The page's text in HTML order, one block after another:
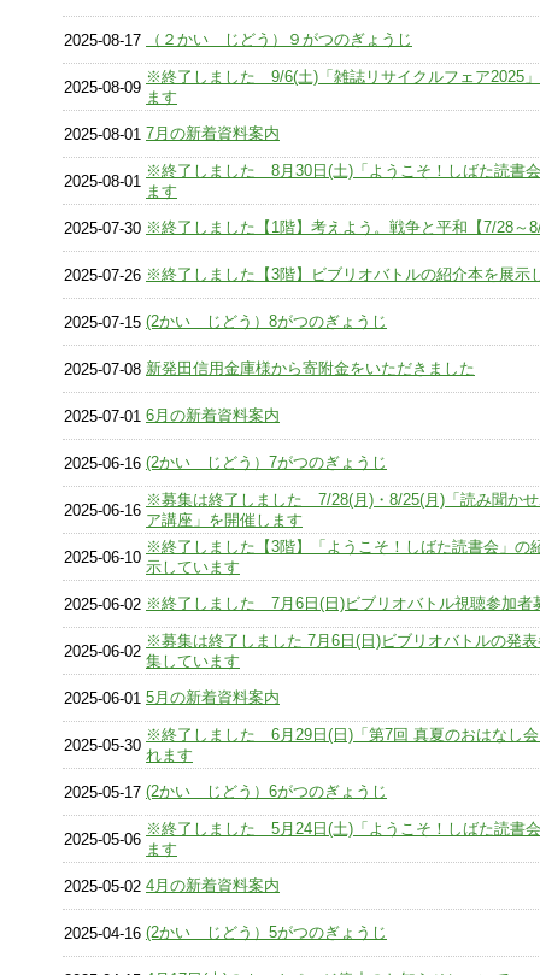
2025-08-17 （２かい じどう）９がつのぎょうじ
2025-08-09
※終了しました 9/6(土)「雑誌リサイクルフェア2025
ます
2025-08-01 7月の新着資料案内
2025-08-01
※終了しました 8月30日(土)「ようこそ！しばた読書
ます
2025-07-30 ※終了しました【1階】考えよう。戦争と平和【7/28～
2025-07-26 ※終了しました【3階】ビブリオバトルの紹介本を展示
2025-07-15 (2かい じどう）8がつのぎょうじ
2025-07-08 新発田信用金庫様から寄附金をいただきました
2025-07-01 6月の新着資料案内
2025-06-16 (2かい じどう）7がつのぎょうじ
2025-06-16
※募集は終了しました 7/28(月)・8/25(月)「読み聞か
ア講座」を開催します
2025-06-10
※終了しました【3階】「ようこそ！しばた読書会」の
示しています
2025-06-02 ※終了しました 7月6日(日)ビブリオバトル視聴参加者
2025-06-02
※募集は終了しました 7月6日(日)ビブリオバトルの発
集しています
2025-06-01 5月の新着資料案内
2025-05-30
※終了しました 6月29日(日)「第7回 真夏のおはなし
れます
2025-05-17 (2かい じどう）6がつのぎょうじ
2025-05-06
※終了しました 5月24日(土)「ようこそ！しばた読書
ます
2025-05-02 4月の新着資料案内
2025-04-16 (2かい じどう）5がつのぎょうじ